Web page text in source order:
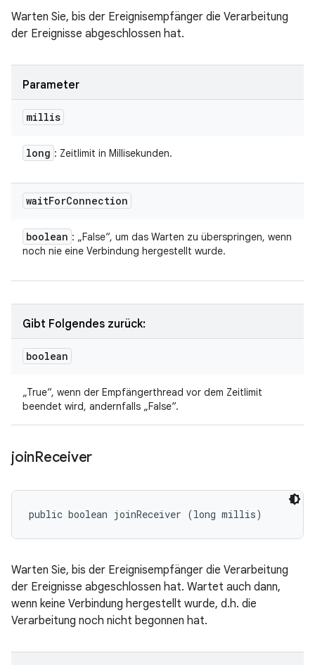
Warten Sie, bis der Ereignisempfänger die Verarbeitung
der Ereignisse abgeschlossen hat.
Parameter
millis
long : Zeitlimit in Millisekunden.
waitForConnection
boolean : „False“, um das Warten zu überspringen, wenn
noch nie eine Verbindung hergestellt wurde.
Gibt Folgendes zurück:
boolean
„True“, wenn der Empfängerthread vor dem Zeitlimit
beendet wird, andernfalls „False“.
joinReceiver
public boolean joinReceiver (long millis)
Warten Sie, bis der Ereignisempfänger die Verarbeitung
der Ereignisse abgeschlossen hat. Wartet auch dann,
wenn keine Verbindung hergestellt wurde, d.h. die
Verarbeitung noch nicht begonnen hat.